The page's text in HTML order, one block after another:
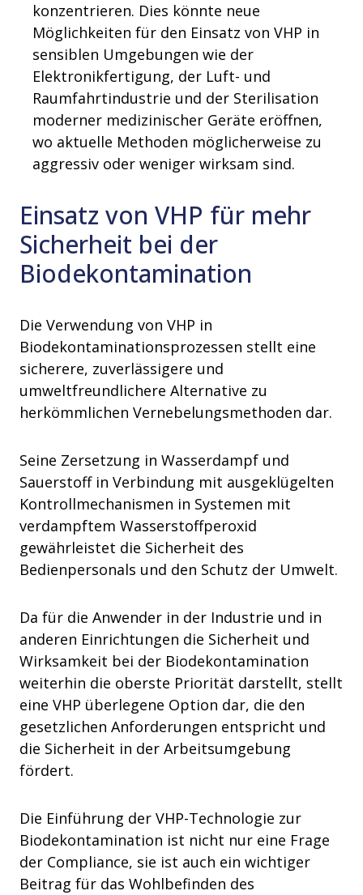
konzentrieren. Dies könnte neue
Möglichkeiten für den Einsatz von VHP in
sensiblen Umgebungen wie der
Elektronikfertigung, der Luft- und
Raumfahrtindustrie und der Sterilisation
moderner medizinischer Geräte eröffnen,
wo aktuelle Methoden möglicherweise zu
aggressiv oder weniger wirksam sind.
Einsatz von VHP für mehr
Sicherheit bei der
Biodekontamination
Die Verwendung von VHP in
Biodekontaminationsprozessen stellt eine
sicherere, zuverlässigere und
umweltfreundlichere Alternative zu
herkömmlichen Vernebelungsmethoden dar.
Seine Zersetzung in Wasserdampf und
Sauerstoff in Verbindung mit ausgeklügelten
Kontrollmechanismen in Systemen mit
verdampftem Wasserstoffperoxid
gewährleistet die Sicherheit des
Bedienpersonals und den Schutz der Umwelt.
Da für die Anwender in der Industrie und in
anderen Einrichtungen die Sicherheit und
Wirksamkeit bei der Biodekontamination
weiterhin die oberste Priorität darstellt, stellt
eine VHP überlegene Option dar, die den
gesetzlichen Anforderungen entspricht und
die Sicherheit in der Arbeitsumgebung
fördert.
Die Einführung der VHP-Technologie zur
Biodekontamination ist nicht nur eine Frage
der Compliance, sie ist auch ein wichtiger
Beitrag für das Wohlbefinden des